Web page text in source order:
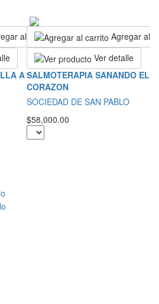
al carrito
A
Agregar al
Ver detalle
SALMOTERAPIA SANANDO EL
CORAZON
SOCIEDAD DE SAN PABLO
$58,000.00